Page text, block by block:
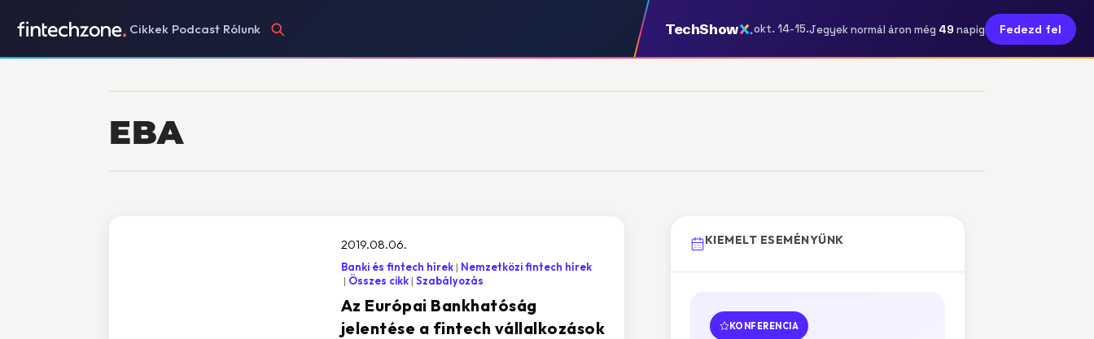
Cikkek Podcast Rólunk TechShow okt. 14-15.Jegyek normál áron még 49 napig Fedezd fel
EBA
Az Európai Bankhatóság
jelentése a fintech vállalkozások
2019.08.06.
Banki és fintech hírek
Nemzetközi fintech hírek
Összes cikk Szabályozás
KIEMELT ESEMÉNYÜNK
KONFERENCIA